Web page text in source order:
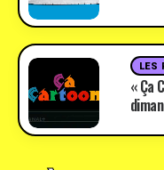
LES
« Ça